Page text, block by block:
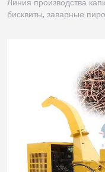
бисквиты, заварные